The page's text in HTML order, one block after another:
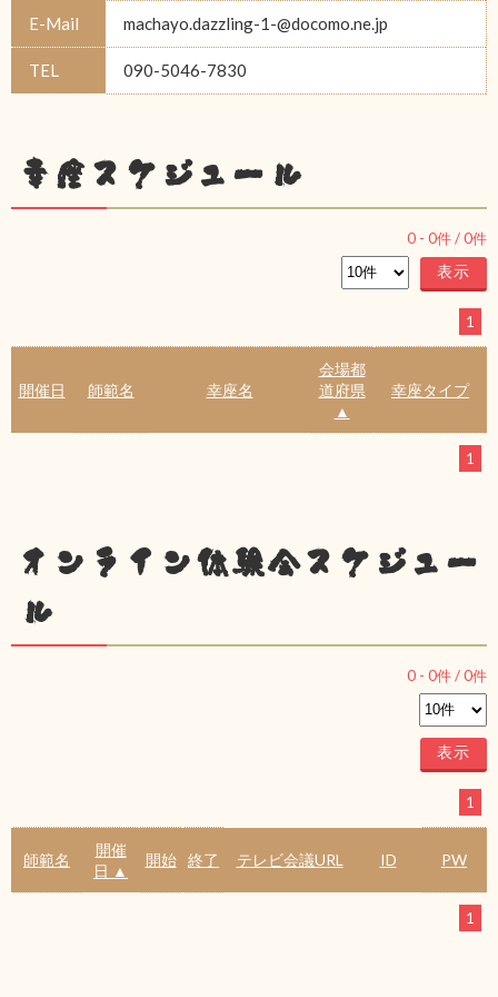
E-Mail machayo.dazzling-1-@docomo.ne.jp
TEL 090-5046-7830
幸座スケジュール
0 - 0件 /0件
1
開催日 師範名 幸座名
会場都
道府県
▲
幸座タイプ
1
オンライン体験会スケジュー
ル
0 - 0件 /0件
1
師範名
開催
日 ▲
開始 終了 テレビ会議URL ID PW
1